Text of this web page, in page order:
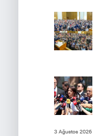
3 Ağustos 2026